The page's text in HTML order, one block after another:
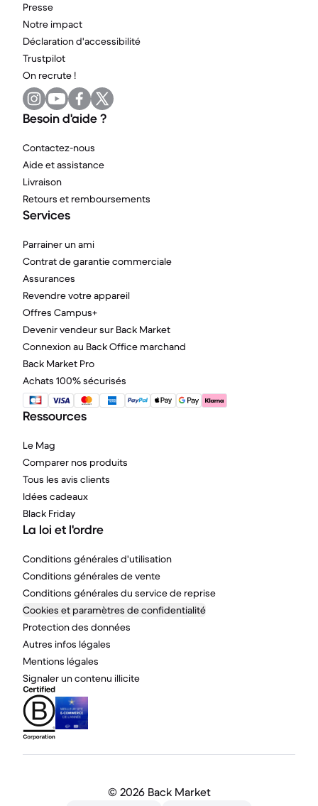
Presse
Notre impact
Déclaration d'accessibilité
Trustpilot
On recrute !
Besoin d'aide ?
Contactez-nous
Aide et assistance
Livraison
Retours et remboursements
Services
Parrainer un ami
Contrat de garantie commerciale
Assurances
Revendre votre appareil
Offres Campus+
Devenir vendeur sur Back Market
Connexion au Back Office marchand
Back Market Pro
Achats 100% sécurisés
Ressources
Le Mag
Comparer nos produits
Tous les avis clients
Idées cadeaux
Black Friday
La loi et l'ordre
Conditions générales d'utilisation
Conditions générales de vente
Conditions générales du service de reprise
Cookies et paramètres de confidentialité
Protection des données
Autres infos légales
Mentions légales
Signaler un contenu illicite
© 2026 Back Market